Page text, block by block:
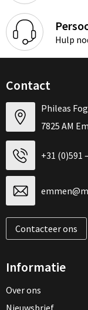
Hulp
Contact
Phileas
7825 AM
+31 (0)591
Contacteer ons
Informatie
Over ons